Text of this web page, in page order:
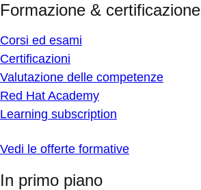
Formazione & certificazione
Corsi ed esami
Certificazioni
Valutazione delle competenze
Red Hat Academy
Learning subscription
Vedi le offerte formative
In primo piano